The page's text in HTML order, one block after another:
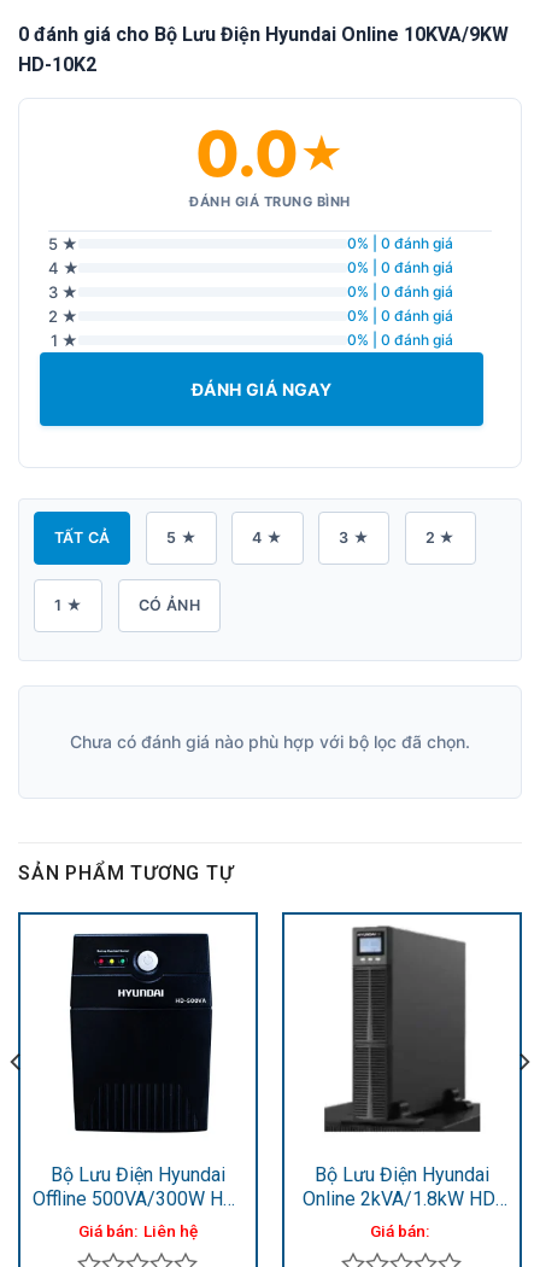
0 đánh giá cho Bộ Lưu Điện Hyundai Online 10KVA/9KW
HD-10K2
0.0★
ĐÁNH GIÁ TRUNG BÌNH
5 ★ 0% | 0 đánh giá
4 ★ 0% | 0 đánh giá
3 ★ 0% | 0 đánh giá
2 ★ 0% | 0 đánh giá
1 ★ 0% | 0 đánh giá
ĐÁNH GIÁ NGAY
TẤT CẢ 5 ★ 4 ★ 3 ★ 2 ★
1 ★ CÓ ẢNH
Chưa có đánh giá nào phù hợp với bộ lọc đã chọn.
SẢN PHẨM TƯƠNG TỰ
Bộ Lưu Điện Hyundai
Offline 500VA/300W HD-
500VA
Giá bán: Liên hệ
Bộ Lưu Điện Hyundai
Online 2kVA/1.8kW HD-
2KRi
Giá bán: